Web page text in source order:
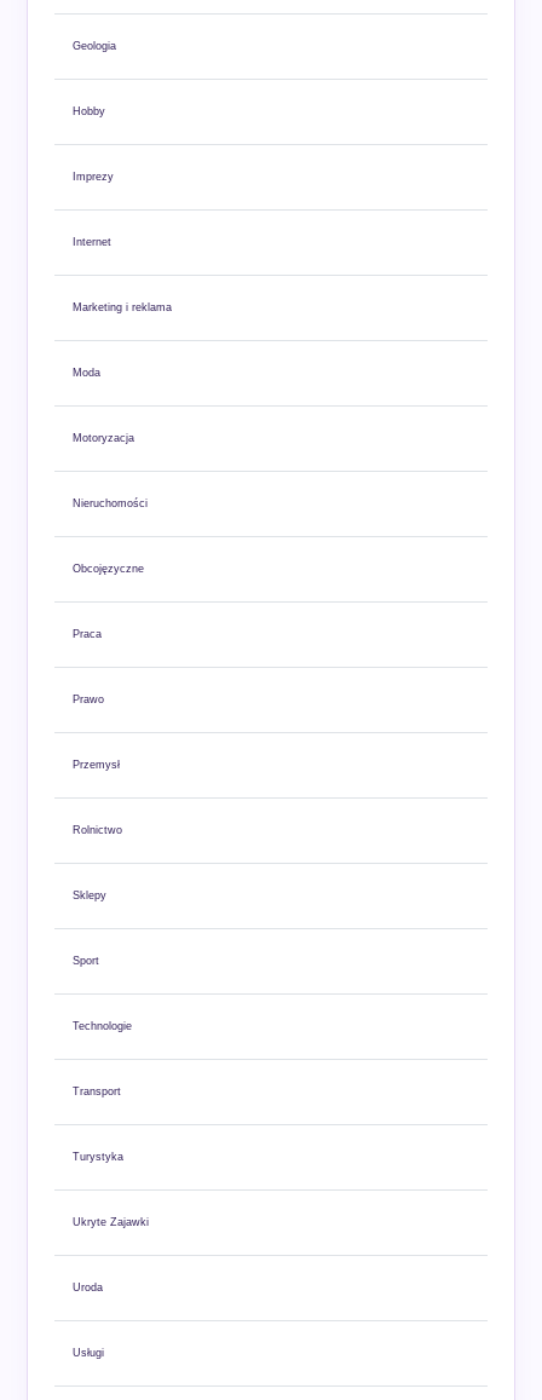
Geologia
Hobby
Imprezy
Internet
Marketing i reklama
Moda
Motoryzacja
Nieruchomości
Obcojęzyczne
Praca
Prawo
Przemysł
Rolnictwo
Sklepy
Sport
Technologie
Transport
Turystyka
Ukryte Zajawki
Uroda
Usługi